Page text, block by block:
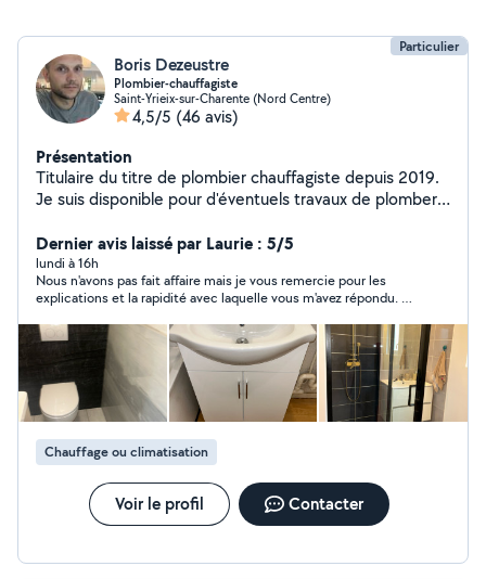
Particulier
Boris Dezeustre
Plombier-chauffagiste
Saint-Yrieix-sur-Charente (Nord Centre)
4,5/5 (46 avis)
Présentation
Titulaire du titre de plombier chauffagiste depuis 2019.
Je suis disponible pour d'éventuels travaux de plomberie
Dernier avis laissé par Laurie : 5/5
lundi à 16h
Nous n'avons pas fait affaire mais je vous remercie pour les
explications et la rapidité avec laquelle vous m'avez répondu. Je
Chauffage ou climatisation
Voir le profil Contacter